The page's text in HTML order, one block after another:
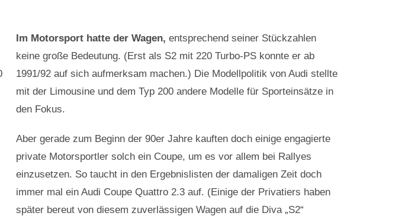
Im Motorsport hatte der Wagen, entsprechend seiner Stückzahlen
keine große Bedeutung. (Erst als S2 mit 220 Turbo-PS konnte er ab
1991/92 auf sich aufmerksam machen.) Die Modellpolitik von Audi stellte
mit der Limousine und dem Typ 200 andere Modelle für Sporteinsätze in
den Fokus.
Aber gerade zum Beginn der 90er Jahre kauften doch einige engagierte
private Motorsportler solch ein Coupe, um es vor allem bei Rallyes
einzusetzen. So taucht in den Ergebnislisten der damaligen Zeit doch
immer mal ein Audi Coupe Quattro 2.3 auf. (Einige der Privatiers haben
später bereut von diesem zuverlässigen Wagen auf die Diva „S2“